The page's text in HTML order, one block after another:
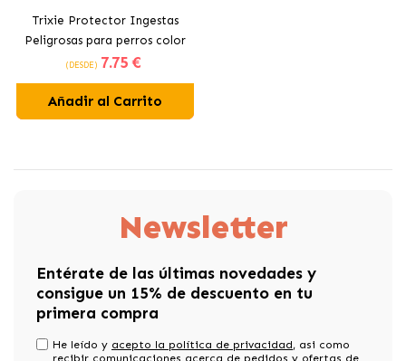
Trixie Protector Ingestas
Peligrosas para perros color
Negro
(DESDE) 7.75 €
Añadir al Carrito
Newsletter
Entérate de las últimas novedades y
consigue un 15% de descuento en tu
primera compra
He leído y acepto la política de privacidad, asi como
recibir comunicaciones acerca de pedidos y ofertas de